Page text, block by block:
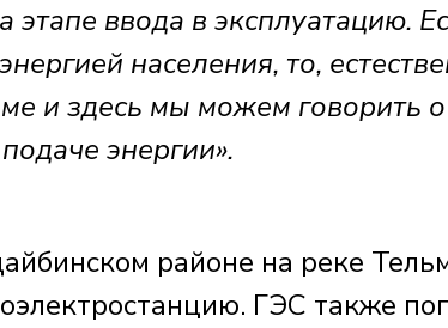
этапе ввода в эксплуатацию.
населения, то,
и здесь мы можем говорить о
энергии».
районе на реке
ГЭС также